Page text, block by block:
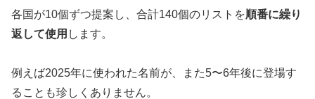
各国が10個ずつ提案し、合計140個のリストを順番に繰り
返して使用 します。
例えば2025年に使われた名前が、また5〜6年後に登場す
ることも珍しくありません。